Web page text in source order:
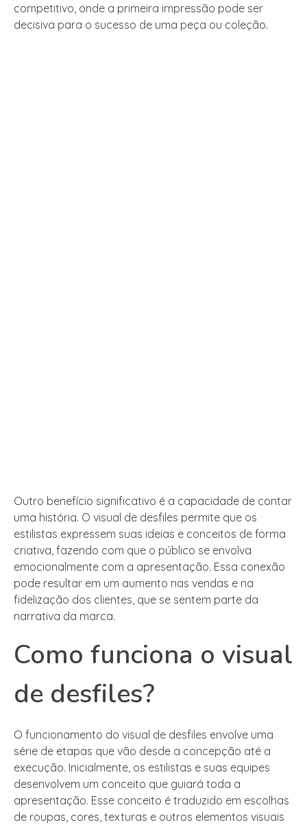
competitivo, onde a primeira impressão pode ser
decisiva para o sucesso de uma peça ou coleção.
Outro benefício significativo é a capacidade de contar
uma história. O visual de desfiles permite que os
estilistas expressem suas ideias e conceitos de forma
criativa, fazendo com que o público se envolva
emocionalmente com a apresentação. Essa conexão
pode resultar em um aumento nas vendas e na
fidelização dos clientes, que se sentem parte da
narrativa da marca.
Como funciona o visual
de desfiles?
O funcionamento do visual de desfiles envolve uma
série de etapas que vão desde a concepção até a
execução. Inicialmente, os estilistas e suas equipes
desenvolvem um conceito que guiará toda a
apresentação. Esse conceito é traduzido em escolhas
de roupas, cores, texturas e outros elementos visuais